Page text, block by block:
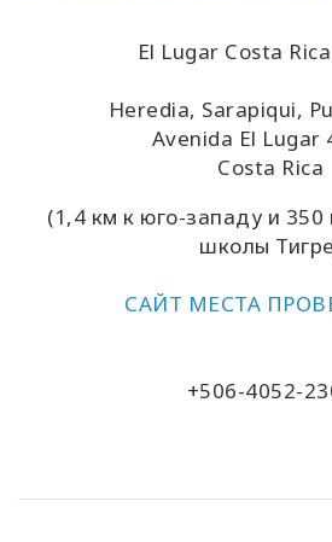
El Lugar Costa
Heredia, Sarapiqui,
Avenida El Lugar
Costa Rica
(1,4 км к юго-западу и 350
школы
САЙТ МЕСТА
+506-4052-